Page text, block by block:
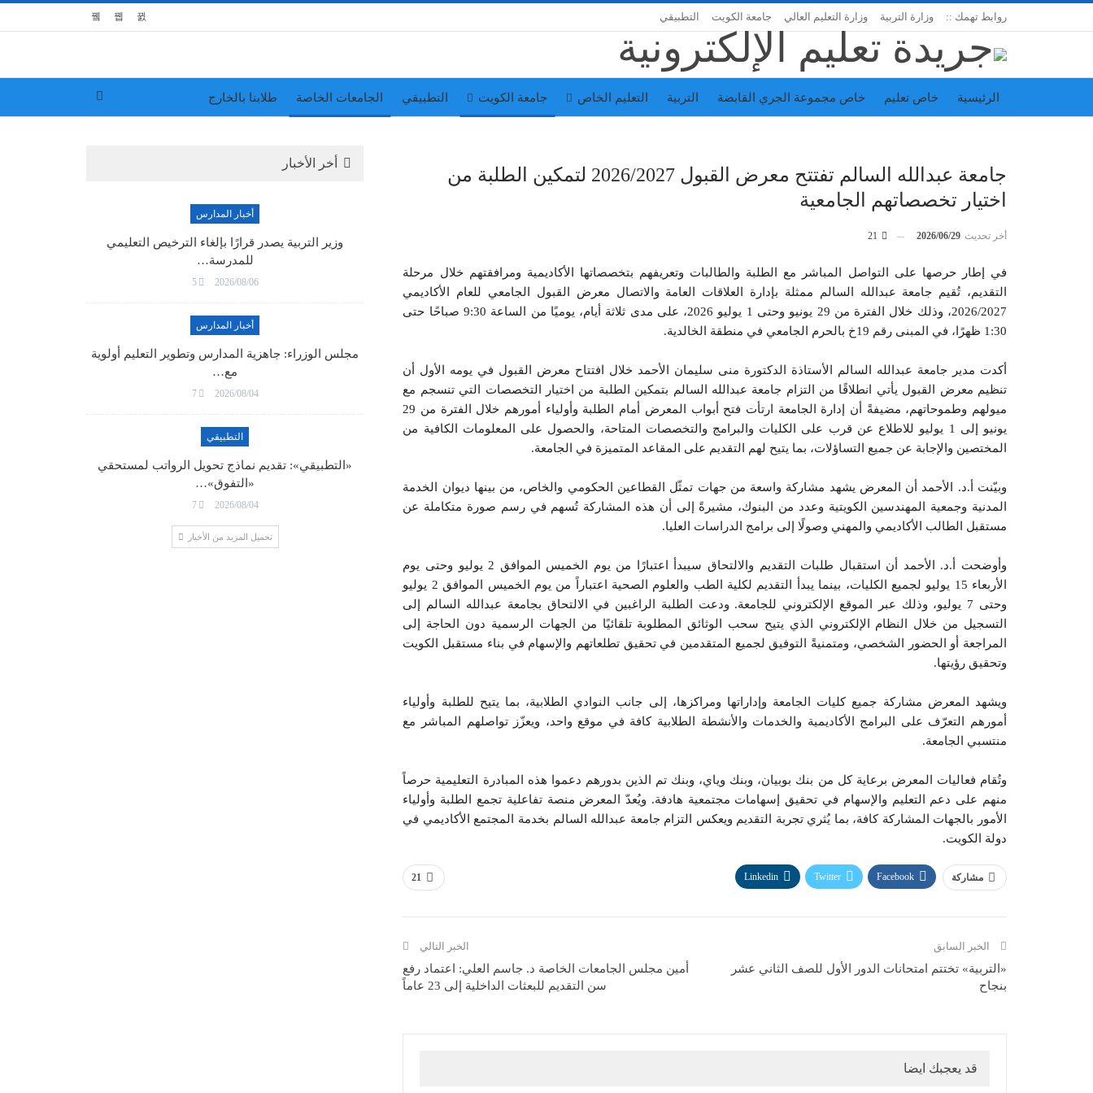
روابط تهمك :: وزارة التربية وزارة التعليم العالي جامعة الكويت التطبيقي
الرئيسية خاص تعليم خاص مجموعة الجري القابضة التربية التعليم الخاص جامعة الكويت التطبيقي الجامعات الخاصة طلابنا بالخارج
جامعة عبدالله السالم تفتتح معرض القبول 2026/2027 لتمكين الطلبة من
اختيار تخصصاتهم الجامعية
أخر تحديث 2026/06/29
في إطار حرصها على التواصل المباشر مع الطلبة والطالبات وتعريفهم بتخصصاتها الأكاديمية ومرافقتهم خلال مرحلة
التقديم، تُقيم جامعة عبدالله السالم ممثلة بإدارة العلاقات العامة والاتصال معرض القبول الجامعي للعام الأكاديمي
2026/2027، وذلك خلال الفترة من 29 يونيو وحتى 1 يوليو 2026، على مدى ثلاثة أيام، يوميًا من الساعة 9:30 صباحًا حتى
1:30 ظهرًا، في المبنى رقم 19خ بالحرم الجامعي في منطقة الخالدية.
أكدت مدير جامعة عبدالله السالم الأستاذة الدكتورة منى سليمان الأحمد خلال افتتاح معرض القبول في يومه الأول أن
تنظيم معرض القبول يأتي انطلاقًا من التزام جامعة عبدالله السالم بتمكين الطلبة من اختيار التخصصات التي تنسجم مع
ميولهم وطموحاتهم، مضيفةً أن إدارة الجامعة ارتأت فتح أبواب المعرض أمام الطلبة وأولياء أمورهم خلال الفترة من 29
يونيو إلى 1 يوليو للاطلاع عن قرب على الكليات والبرامج والتخصصات المتاحة، والحصول على المعلومات الكافية من
المختصين والإجابة عن جميع التساؤلات، بما يتيح لهم التقديم على المقاعد المتميزة في الجامعة.
وبيّنت أ.د. الأحمد أن المعرض يشهد مشاركة واسعة من جهات تمثّل القطاعين الحكومي والخاص، من بينها ديوان الخدمة
المدنية وجمعية المهندسين الكويتية وعدد من البنوك، مشيرةً إلى أن هذه المشاركة تُسهم في رسم صورة متكاملة عن
مستقبل الطالب الأكاديمي والمهني وصولًا إلى برامج الدراسات العليا.
وأوضحت أ.د. الأحمد أن استقبال طلبات التقديم والالتحاق سيبدأ اعتبارًا من يوم الخميس الموافق 2 يوليو وحتى يوم
الأربعاء 15 يوليو لجميع الكليات، بينما يبدأ التقديم لكلية الطب والعلوم الصحية اعتباراً من يوم الخميس الموافق 2 يوليو
وحتى 7 يوليو، وذلك عبر الموقع الإلكتروني للجامعة. ودعت الطلبة الراغبين في الالتحاق بجامعة عبدالله السالم إلى
التسجيل من خلال النظام الإلكتروني الذي يتيح سحب الوثائق المطلوبة تلقائيًا من الجهات الرسمية دون الحاجة إلى
المراجعة أو الحضور الشخصي، ومتمنيةً التوفيق لجميع المتقدمين في تحقيق تطلعاتهم والإسهام في بناء مستقبل الكويت
وتحقيق رؤيتها.
ويشهد المعرض مشاركة جميع كليات الجامعة وإداراتها ومراكزها، إلى جانب النوادي الطلابية، بما يتيح للطلبة وأولياء
أمورهم التعرّف على البرامج الأكاديمية والخدمات والأنشطة الطلابية كافة في موقع واحد، ويعزّز تواصلهم المباشر مع
منتسبي الجامعة.
وتُقام فعاليات المعرض برعاية كل من بنك بوبيان، وبنك وياي، وبنك تم الذين بدورهم دعموا هذه المبادرة التعليمية حرصاً
منهم على دعم التعليم والإسهام في تحقيق إسهامات مجتمعية هادفة. ويُعدّ المعرض منصة تفاعلية تجمع الطلبة وأولياء
الأمور بالجهات المشاركة كافة، بما يُثري تجربة التقديم ويعكس التزام جامعة عبدالله السالم بخدمة المجتمع الأكاديمي في
دولة الكويت.
21 مشاركة Facebook
Twitter
Linkedin
الخبر السابق
«التربية» تختتم امتحانات الدور الأول للصف الثاني عشر
بنجاح
الخبر التالي
أمين مجلس الجامعات الخاصة د. جاسم العلي: اعتماد رفع
سن التقديم للبعثات الداخلية إلى 23 عاماً
قد يعجبك ايضا
أخر الأخبار
أخبار المدارس
وزير التربية يصدر قرارًا بإلغاء الترخيص التعليمي
للمدرسة…
2026/08/06
5
أخبار المدارس
مجلس الوزراء: جاهزية المدارس وتطوير التعليم أولوية
مع…
2026/08/04
7
التطبيقي
«التطبيقي»: تقديم نماذج تحويل الرواتب لمستحقي
«التفوق»…
2026/08/04
7
تحميل المزيد من الأخبار